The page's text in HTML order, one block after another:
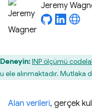
Jeremy
Deneyin:INP ölçümü
ele alınmaktadır. Mutlaka
Alan verileri, gerçek